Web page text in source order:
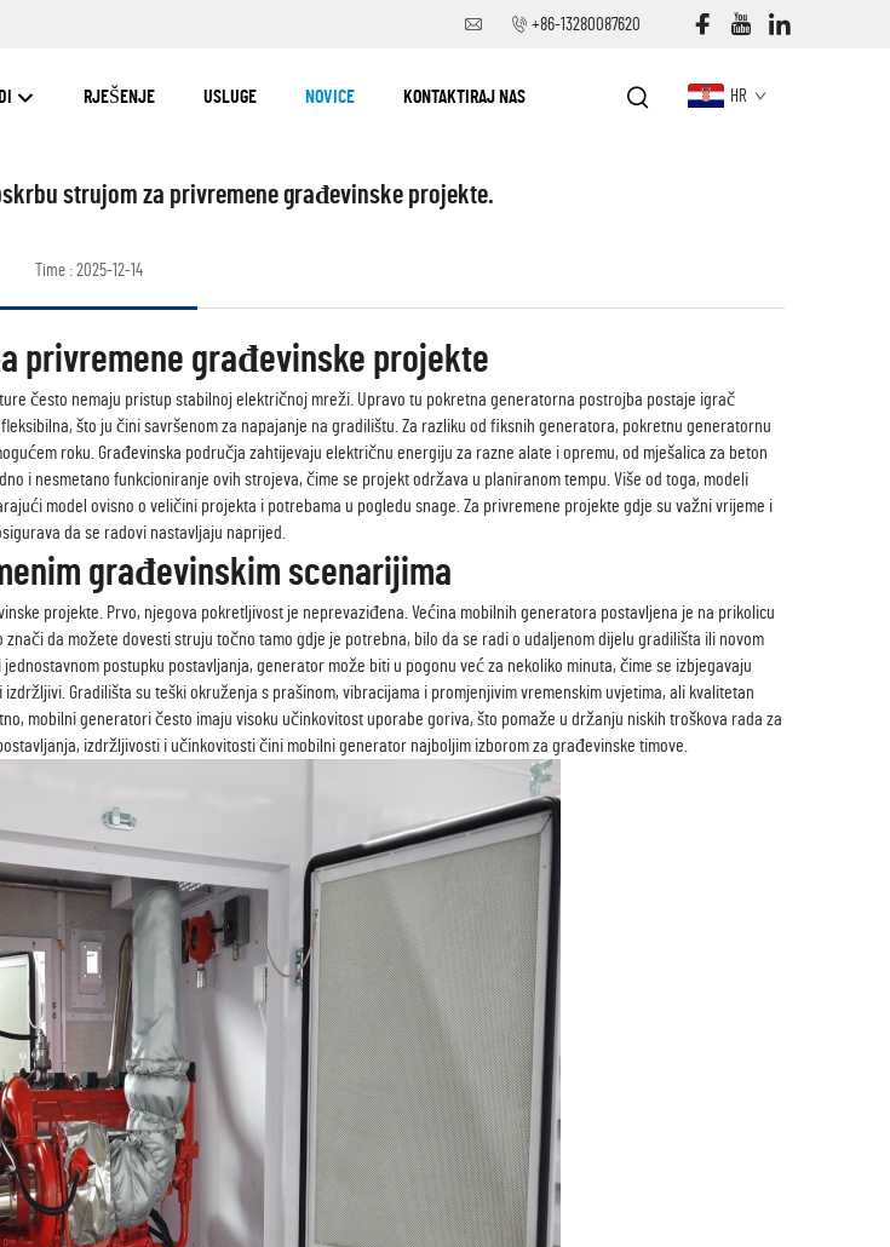
+86-13280087620
RJEŠENJE USLUGE NOVICE KONTAKTIRAJ NAS HR
strujom za privremene građevinske projekte.
Time : 2025-12-14
privremene građevinske projekte
često nemaju pristup stabilnoj električnoj mreži. Upravo tu pokretna generatorna postrojba postaje igrač
što ju čini savršenom za napajanje na gradilištu. Za razliku od fiksnih generatora, pokretnu generatornu
roku. Građevinska područja zahtijevaju električnu energiju za razne alate i opremu, od mješalica za beton
i nesmetano funkcioniranje ovih strojeva, čime se projekt održava u planiranom tempu. Više od toga, modeli
model ovisno o veličini projekta i potrebama u pogledu snage. Za privremene projekte gdje su važni vrijeme i
da se radovi nastavljaju naprijed.
građevinskim scenarijima
projekte. Prvo, njegova pokretljivost je neprevaziđena. Većina mobilnih generatora postavljena je na prikolicu
da možete dovesti struju točno tamo gdje je potrebna, bilo da se radi o udaljenom dijelu gradilišta ili novom
postupku postavljanja, generator može biti u pogonu već za nekoliko minuta, čime se izbjegavaju
Gradilišta su teški okruženja s prašinom, vibracijama i promjenjivim vremenskim uvjetima, ali kvalitetan
mobilni generatori često imaju visoku učinkovitost uporabe goriva, što pomaže u držanju niskih troškova rada za
izdržljivosti i učinkovitosti čini mobilni generator najboljim izborom za građevinske timove.